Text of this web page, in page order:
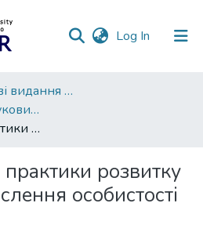
Log In (current)
Наукові фахові видання СумДПУ
Слобожанський науковий вісник. Серія Психологія
Сучасні освітні практики розвитку критичного мислення особистості
практики розвитку
особистості